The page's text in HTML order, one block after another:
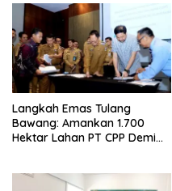
Langkah Emas Tulang
Bawang: Amankan 1.700
Hektar Lahan PT CPP Demi